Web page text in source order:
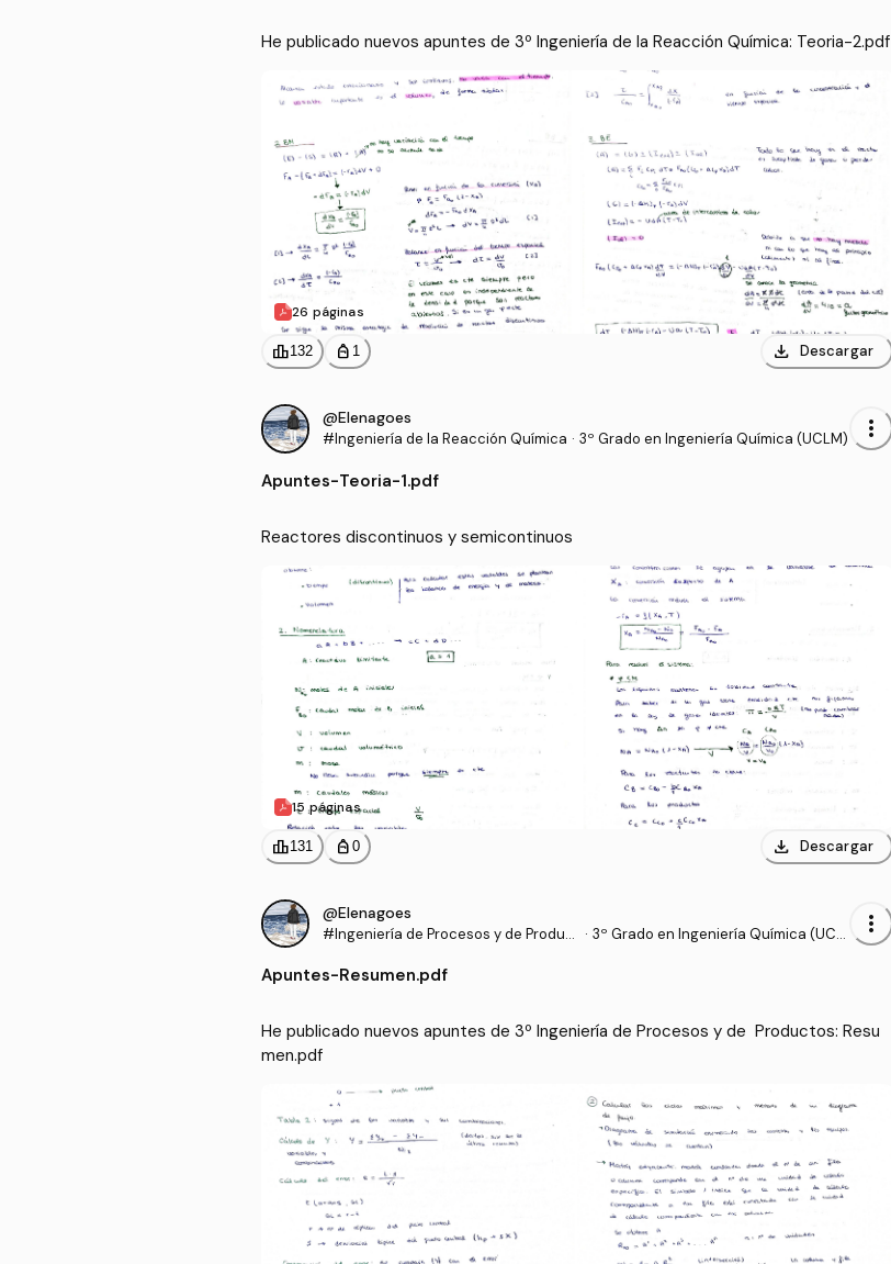
He publicado nuevos apuntes de 3º Ingeniería de la Reacción Química: Teoria-2.pdf
26 páginas
leaderboard132 personal_bag 1 download Descargar
@Elenagoes
#Ingeniería de la Reacción Química · 3º Grado en Ingeniería Química (UCLM) more_vert
Apuntes-Teoria-1.pdf
Reactores discontinuos y semicontinuos
15 páginas
leaderboard131 personal_bag 0 download Descargar
@Elenagoes
#Ingeniería de Procesos y de Product
· 3º Grado en Ingeniería Química (UCL
more_vert
Apuntes-Resumen.pdf
He publicado nuevos apuntes de 3º Ingeniería de Procesos y de  Productos: Resu
men.pdf